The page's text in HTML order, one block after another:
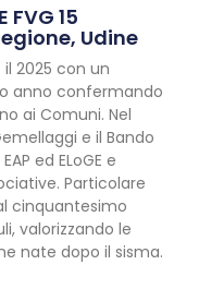
15
Udine
il 2025 con un
anno confermando
ai Comuni. Nel
e il Bando
ed ELoGE e
Particolare
cinquantesimo
valorizzando le
nate dopo il sisma.